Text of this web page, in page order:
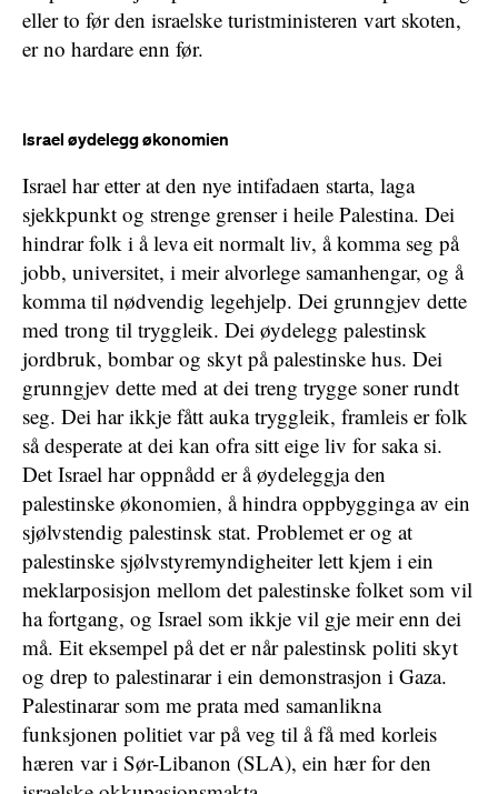
eller to før den israelske turistministeren vart skoten,
er no hardare enn før.
Israel øydelegg økonomien
Israel har etter at den nye intifadaen starta, laga
sjekkpunkt og strenge grenser i heile Palestina. Dei
hindrar folk i å leva eit normalt liv, å komma seg på
jobb, universitet, i meir alvorlege samanhengar, og å
komma til nødvendig legehjelp. Dei grunngjev dette
med trong til tryggleik. Dei øydelegg palestinsk
jordbruk, bombar og skyt på palestinske hus. Dei
grunngjev dette med at dei treng trygge soner rundt
seg. Dei har ikkje fått auka tryggleik, framleis er folk
så desperate at dei kan ofra sitt eige liv for saka si.
Det Israel har oppnådd er å øydeleggja den
palestinske økonomien, å hindra oppbygginga av ein
sjølvstendig palestinsk stat. Problemet er og at
palestinske sjølvstyremyndigheiter lett kjem i ein
meklarposisjon mellom det palestinske folket som vil
ha fortgang, og Israel som ikkje vil gje meir enn dei
må. Eit eksempel på det er når palestinsk politi skyt
og drep to palestinarar i ein demonstrasjon i Gaza.
Palestinarar som me prata med samanlikna
funksjonen politiet var på veg til å få med korleis
hæren var i Sør-Libanon (SLA), ein hær for den